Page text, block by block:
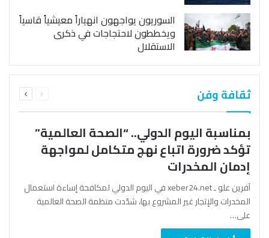
السوريون يواجهون انهياراً معيشياً قاسياً
ويخططون لاحتجاجات في ذكرى
الاستقلال
ثقافة وفن الصفحةالصفحة
بمناسبة اليوم الدولي.. “الصحة العالمية”
تؤكد ضرورة اتباع نهج متكامل لمواجهة
إدمان المخدرات
آفرين علو ـ xeber24.net في اليوم الدولي لمكافحة إساءة استعمال
المخدرات والإتجار غير المشروع بها، شدّدت منظمة الصحة العالمية
على…